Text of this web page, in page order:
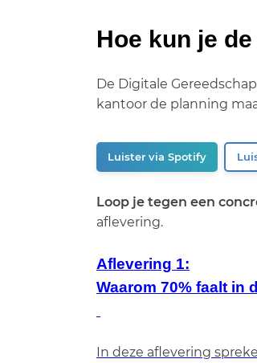
Hoe kun je
De Digitale
kantoor de planning
Luister via Spotify
Loop je tegen een
aflevering.
Aflevering 1:
Waarom 70% faalt in
In deze aflevering